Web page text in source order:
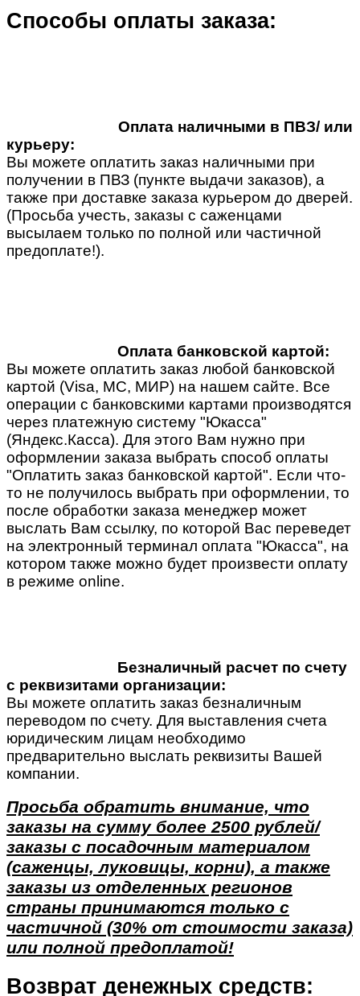
Способы оплаты заказа:
Оплата наличными в ПВЗ/ или
курьеру:
Вы можете оплатить заказ наличными при
получении в ПВЗ (пункте выдачи заказов), а
также при доставке заказа курьером до дверей.
(Просьба учесть, заказы с саженцами
высылаем только по полной или частичной
предоплате!).
Оплата банковской картой:
Вы можете оплатить заказ любой банковской
картой (Visa, MC, МИР) на нашем сайте. Все
операции с банковскими картами производятся
через платежную систему "Юкасса"
(Яндекс.Касса). Для этого Вам нужно при
оформлении заказа выбрать способ оплаты
"Оплатить заказ банковской картой". Если что-
то не получилось выбрать при оформлении, то
после обработки заказа менеджер может
выслать Вам ссылку, по которой Вас переведет
на электронный терминал оплата "Юкасса", на
котором также можно будет произвести оплату
в режиме online.
Безналичный расчет по счету
с реквизитами организации:
Вы можете оплатить заказ безналичным
переводом по счету. Для выставления счета
юридическим лицам необходимо
предварительно выслать реквизиты Вашей
компании.
Просьба обратить внимание, что
заказы на сумму более 2500 рублей/
заказы с посадочным материалом
(саженцы, луковицы, корни), а также
заказы из отделенных регионов
страны принимаются только с
частичной (30% от стоимости заказа)
или полной предоплатой!
Возврат денежных средств: